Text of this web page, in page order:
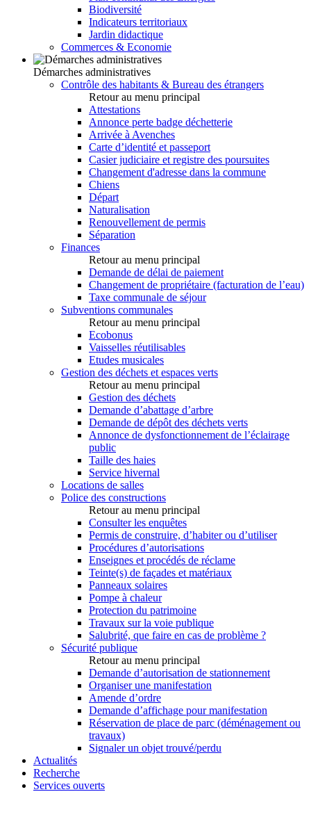
Biodiversité
Indicateurs territoriaux
Jardin didactique
Commerces & Economie
Démarches administratives
Contrôle des habitants & Bureau des étrangers
Retour au menu principal
Attestations
Annonce perte badge déchetterie
Arrivée à Avenches
Carte d’identité et passeport
Casier judiciaire et registre des poursuites
Changement d'adresse dans la commune
Chiens
Départ
Naturalisation
Renouvellement de permis
Séparation
Finances
Retour au menu principal
Demande de délai de paiement
Changement de propriétaire (facturation de l’eau)
Taxe communale de séjour
Subventions communales
Retour au menu principal
Ecobonus
Vaisselles réutilisables
Etudes musicales
Gestion des déchets et espaces verts
Retour au menu principal
Gestion des déchets
Demande d’abattage d’arbre
Demande de dépôt des déchets verts
Annonce de dysfonctionnement de l’éclairage
public
Taille des haies
Service hivernal
Locations de salles
Police des constructions
Retour au menu principal
Consulter les enquêtes
Permis de construire, d’habiter ou d’utiliser
Procédures d’autorisations
Enseignes et procédés de réclame
Teinte(s) de façades et matériaux
Panneaux solaires
Pompe à chaleur
Protection du patrimoine
Travaux sur la voie publique
Salubrité, que faire en cas de problème ?
Sécurité publique
Retour au menu principal
Demande d’autorisation de stationnement
Organiser une manifestation
Amende d’ordre
Demande d’affichage pour manifestation
Réservation de place de parc (déménagement ou
travaux)
Signaler un objet trouvé/perdu
Actualités
Recherche
Services ouverts